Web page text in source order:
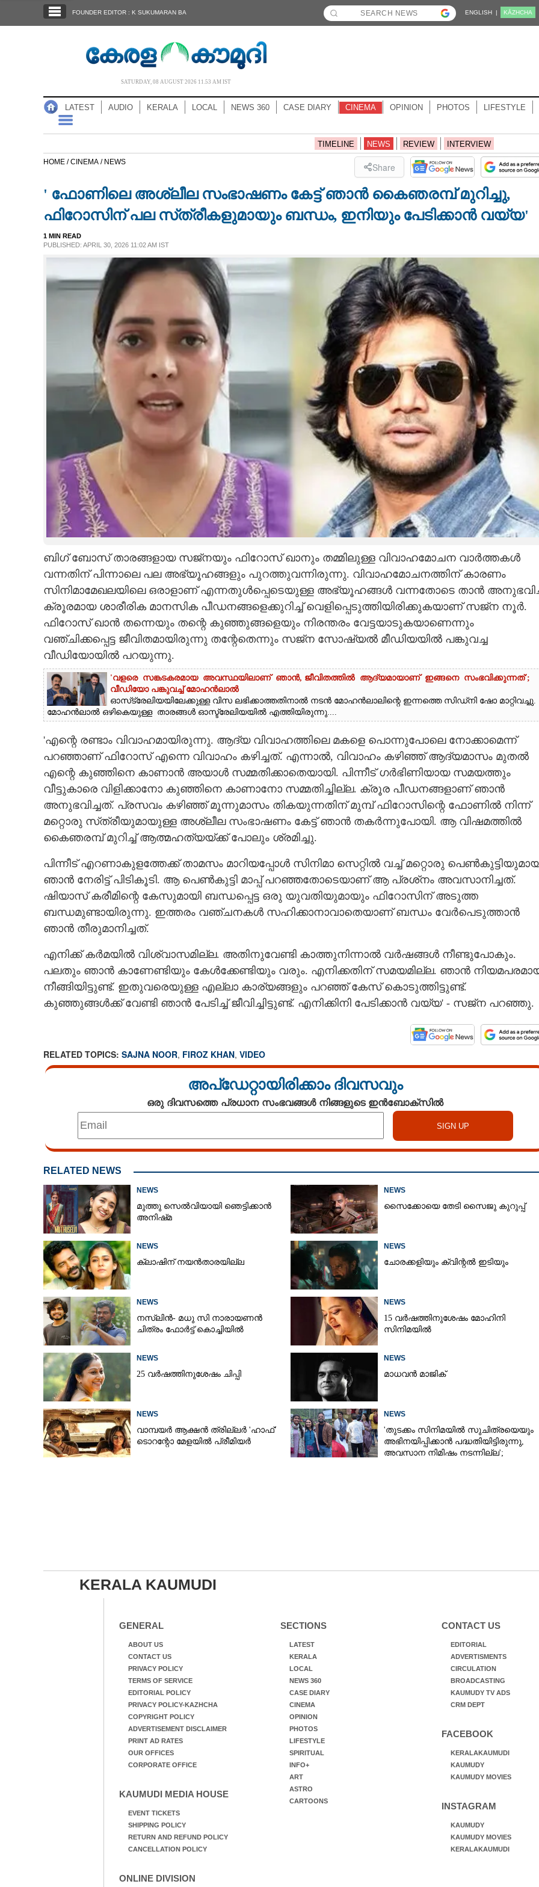
NOTIFIED NEWS
CASE DIARY
CARTOONS
LITERATURE
FOUNDER EDITOR : K SUKUMARAN BA ENGLISH | KĀZHCHA
SATURDAY, 08 AUGUST 2026 11.53 AM IST
LATEST AUDIO KERALA LOCAL NEWS 360 CASE DIARY CINEMA OPINION PHOTOS LIFESTYLE
TIMELINE NEWS REVIEW INTERVIEW
HOME /CINEMA / NEWS Share
' ഫോണിലെ അശ്ലീല സംഭാഷണം കേട്ട് ഞാൻ കൈഞരമ്പ് മുറിച്ചു,
ഫിറോസിന് പല സ്‌ത്രീകളുമായും ബന്ധം, ഇനിയും പേടിക്കാൻ വയ്യ'
1 MIN READ
PUBLISHED: APRIL 30, 2026 11:02 AM IST
ബിഗ് ബോസ് താരങ്ങളായ സജ്‌നയും ഫിറോസ് ഖാനും തമ്മിലുള്ള വിവാഹമോചന വാർത്തകൾ
വന്നതിന് പിന്നാലെ പല അഭ്യൂഹങ്ങളും പുറത്തുവന്നിരുന്നു. വിവാഹമോചനത്തിന് കാരണം
സിനിമാമേഖലയിലെ ഒരാളാണ് എന്നതുൾപ്പെടെയുള്ള അഭ്യൂഹങ്ങൾ വന്നതോടെ താൻ
ക്രൂരമായ ശാരീരിക മാനസിക പീഡനങ്ങളെക്കുറിച്ച് വെളിപ്പെടുത്തിയിരിക്കുകയാണ് സജ്‌ന നൂർ.
ഫിറോസ് ഖാൻ തന്നെയും തന്റെ കുഞ്ഞുങ്ങളെയും നിരന്തരം വേട്ടയാടുകയാണെന്നും
വഞ്ചിക്കപ്പെട്ട ജീവിതമായിരുന്നു തന്റേതെന്നും സജ്‌ന സോഷ്യൽ മീഡിയയിൽ പങ്കുവച്ച
വീഡിയോയിൽ പറയുന്നു.
'വളരെ സങ്കടകരമായ അവസ്ഥയിലാണ് ഞാൻ, ജീവിതത്തിൽ ആദ്യമായാണ് ഇങ്ങനെ സംഭവിക്കുന്നത്';
വീഡിയോ പങ്കുവച്ച് മോഹൻലാൽ
ഓസ്‌ട്രേലിയയിലേക്കുള്ള വിസ ലഭിക്കാത്തതിനാൽ നടൻ മോഹൻലാലിന്റെ ഇന്നത്തെ സിഡ്‌നി ഷോ മാറ്റിവച്ചു.
മോഹൻലാൽ ഒഴികെയുള്ള താരങ്ങൾ ഓസ്ട്രേലിയയിൽ എത്തിയിരുന്നു....
'എന്റെ രണ്ടാം വിവാഹമായിരുന്നു. ആദ്യ വിവാഹത്തിലെ മകളെ പൊന്നുപോലെ നോക്കാമെന്ന്
പറഞ്ഞാണ് ഫിറോസ് എന്നെ വിവാഹം കഴിച്ചത്. എന്നാൽ, വിവാഹം കഴിഞ്ഞ് ആദ്യമാസം മുതൽ
എന്റെ കുഞ്ഞിനെ കാണാൻ അയാൾ സമ്മതിക്കാതെയായി. പിന്നീട് ഗർഭിണിയായ സമയത്തും
വീട്ടുകാരെ വിളിക്കാനോ കുഞ്ഞിനെ കാണാനോ സമ്മതിച്ചില്ല. ക്രൂര പീഡനങ്ങളാണ് ഞാൻ
അനുഭവിച്ചത്. പ്രസവം കഴിഞ്ഞ് മൂന്നുമാസം തികയുന്നതിന് മുമ്പ് ഫിറോസിന്റെ ഫോണിൽ നിന്ന്
മറ്റൊരു സ്‌ത്രീയുമായുള്ള അശ്ലീല സംഭാഷണം കേട്ട് ഞാൻ തകർന്നുപോയി. ആ വിഷമത്തിൽ
കൈഞരമ്പ് മുറിച്ച് ആത്മഹത്യയ്‌ക്ക് പോലും ശ്രമിച്ചു.
പിന്നീട് എറണാകുളത്തേക്ക് താമസം മാറിയപ്പോൾ സിനിമാ സെറ്റിൽ വച്ച് മറ്റൊരു
ഞാൻ നേരിട്ട് പിടികൂടി. ആ പെൺകുട്ടി മാപ്പ് പറഞ്ഞതോടെയാണ് ആ പ്രശ്‌നം അവസാനിച്ചത്.
ഷിയാസ് കരീമിന്റെ കേസുമായി ബന്ധപ്പെട്ട ഒരു യുവതിയുമായും ഫിറോസിന് അടുത്ത
ബന്ധമുണ്ടായിരുന്നു. ഇത്തരം വഞ്ചനകൾ സഹിക്കാനാവാതെയാണ് ബന്ധം വേർപെടുത്താൻ
ഞാൻ തീരുമാനിച്ചത്.
എനിക്ക് കർമയിൽ വിശ്വാസമില്ല. അതിനുവേണ്ടി കാത്തുനിന്നാൽ വർഷങ്ങൾ നീണ്ടുപോകും.
പലതും ഞാൻ കാണേണ്ടിയും കേൾക്കേണ്ടിയും വരും. എനിക്കതിന് സമയമില്ല. ഞാൻ
നീങ്ങിയിട്ടുണ്ട്. ഇതുവരെയുള്ള എല്ലാ കാര്യങ്ങളും പറഞ്ഞ് കേസ് കൊടുത്തിട്ടുണ്ട്.
കുഞ്ഞുങ്ങൾക്ക് വേണ്ടി ഞാൻ പേടിച്ച് ജീവിച്ചിട്ടുണ്ട്. എനിക്കിനി പേടിക്കാൻ വയ്യ' - സജ്‌ന പറഞ്ഞു.
RELATED TOPICS: SAJNA NOOR, FIROZ KHAN, VIDEO
അപ്ഡേറ്റായിരിക്കാം ദിവസവും
ഒരു ദിവസത്തെ പ്രധാന സംഭവങ്ങൾ നിങ്ങളുടെ ഇൻബോക്സിൽ
RELATED NEWS
NEWS
മുത്തു സെൽവിയായി ഞെട്ടിക്കാൻ
അനിഷ്‌മ
NEWS
സൈക്കോയെ തേടി സൈജു കുറുപ്പ്
NEWS
ക്ലാഷിന് നയൻതാരയില്ല
NEWS
ചോരക്കളിയും ക്വിന്റൽ ഇടിയും
NEWS
നസ്ലിൻ- മധു സി നാരായണൻ
ചിത്രം ഫോർട്ട് കൊച്ചിയിൽ
NEWS
15 വർഷത്തിനുശേഷം മോഹിനി
സിനിമയിൽ
NEWS
25 വർഷത്തിനുശേഷം ചിപ്പി
NEWS
മാധവൻ മാജിക്
NEWS
വാമ്പയർ ആക്ഷൻ ത്രില്ലർ 'ഹാഫ്'
ടൊറന്റോ മേളയിൽ പ്രീമിയർ
NEWS
'തുടക്കം സിനിമയിൽ സുചിത്രയെയും
അഭിനയിപ്പിക്കാൻ പദ്ധതിയിട്ടിരുന്നു,​
അവസാന നിമിഷം നടന്നില്ല';
KERALA KAUMUDI
GENERAL
ABOUT US
CONTACT US
PRIVACY POLICY
TERMS OF SERVICE
EDITORIAL POLICY
PRIVACY POLICY-KAZHCHA
COPYRIGHT POLICY
ADVERTISEMENT DISCLAIMER
PRINT AD RATES
OUR OFFICES
CORPORATE OFFICE
KAUMUDI MEDIA HOUSE
EVENT TICKETS
SHIPPING POLICY
RETURN AND REFUND POLICY
CANCELLATION POLICY
ONLINE DIVISION
SECTIONS
LATEST
KERALA
LOCAL
NEWS 360
CASE DIARY
CINEMA
OPINION
PHOTOS
LIFESTYLE
SPIRITUAL
INFO+
ART
ASTRO
CARTOONS
CONTACT US
EDITORIAL
ADVERTISMENTS
CIRCULATION
BROADCASTING
KAUMUDY TV ADS
CRM DEPT
FACEBOOK
KERALAKAUMUDI
KAUMUDY
KAUMUDY MOVIES
INSTAGRAM
KAUMUDY
KAUMUDY MOVIES
KERALAKAUMUDI
' ഫോണിലെ അശ്ലീല സംഭാഷണം കേട്ട്
പല സ്‌ത്രീകളുമായും ബന്ധം, ഇനിയും
പേടിക്കാൻ വയ്യ'